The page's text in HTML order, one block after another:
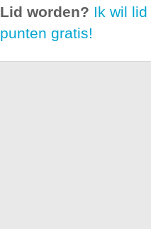
Lid worden? Ik wil
punten gratis!